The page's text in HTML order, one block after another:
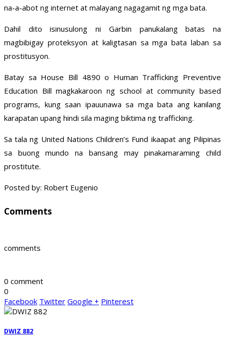
na-a-abot ng internet at malayang nagagamit ng mga bata.
Dahil dito isinusulong ni Garbin panukalang batas na
magbibigay proteksyon at kaligtasan sa mga bata laban sa
prostitusyon.
Batay sa House Bill 4890 o Human Trafficking Preventive
Education Bill magkakaroon ng school at community based
programs, kung saan ipauunawa sa mga bata ang kanilang
karapatan upang hindi sila maging biktima ng trafficking.
Sa tala ng United Nations Children’s Fund ikaapat ang Pilipinas
sa buong mundo na bansang may pinakamaraming child
prostitute.
Posted by: Robert Eugenio
Comments
comments
0 comment
0
Facebook Twitter Google + Pinterest
DWIZ 882